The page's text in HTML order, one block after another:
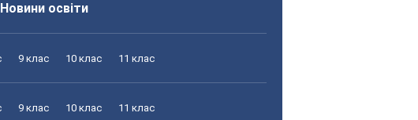
Новини освіти
9 клас 10 клас 11 клас
9 клас 10 клас 11 клас